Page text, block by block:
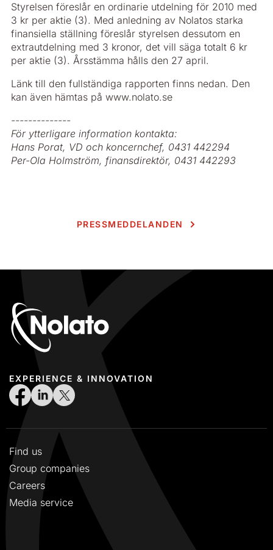
Styrelsen föreslår en ordinarie utdelning för 2010 med
3 kr per aktie (3). Med anledning av Nolatos starka
finansiella ställning föreslår styrelsen dessutom en
extrautdelning med 3 kronor, det vill säga totalt 6 kr
per aktie (3). Årsstämma hålls den 27 april.
Länk till den fullständiga rapporten finns nedan. Den
kan även hämtas på www.nolato.se
--------------
För ytterligare information kontakta:
Hans Porat, VD och koncernchef, 0431 442294
Per-Ola Holmström, finansdirektör, 0431 442293
PRESSMEDDELANDEN
EXPERIENCE & INNOVATION
Find us
Group companies
Careers
Media service